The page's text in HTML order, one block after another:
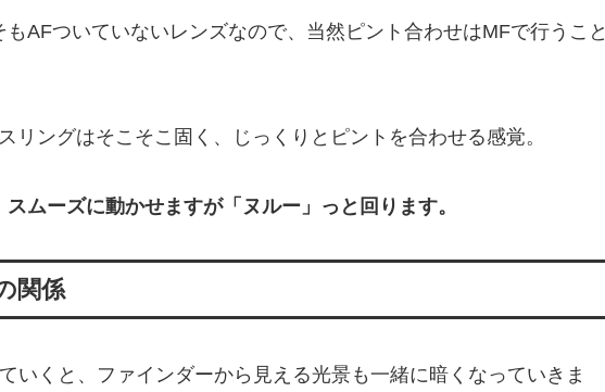
AFついていないレンズなので、当然ピント合わせはMFで行うこと
リングはそこそこ固く、じっくりとピントを合わせる感覚。
スムーズに動かせますが「ヌルー」っと回ります。
関係
いくと、ファインダーから見える光景も一緒に暗くなっていきま